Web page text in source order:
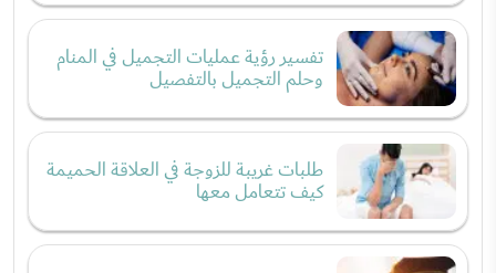
تفسير رؤية عمليات التجميل في المنام
وحلم التجميل بالتفصيل
طلبات غريبة للزوجة في العلاقة الحميمة
كيف تتعامل معها